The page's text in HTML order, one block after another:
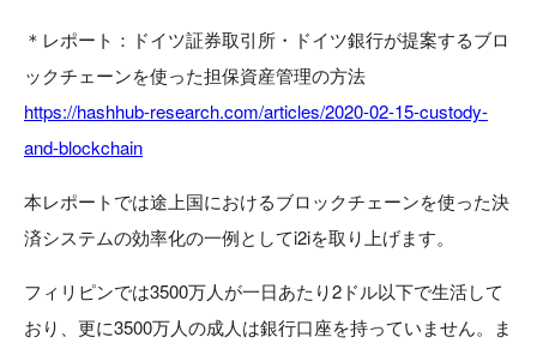
＊レポート：ドイツ証券取引所・ドイツ銀行が提案するブロ
ックチェーンを使った担保資産管理の方法
https://hashhub-research.com/articles/2020-02-15-custody-
and-blockchain
本レポートでは途上国におけるブロックチェーンを使った決
済システムの効率化の一例としてi2iを取り上げます。
フィリピンでは3500万人が一日あたり2ドル以下で生活して
おり、更に3500万人の成人は銀行口座を持っていません。ま